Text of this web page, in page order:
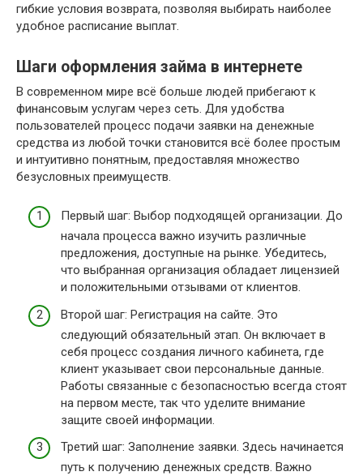
гибкие условия возврата, позволяя выбирать наиболее
удобное расписание выплат.
Шаги оформления займа в интернете
В современном мире всё больше людей прибегают к
финансовым услугам через сеть. Для удобства
пользователей процесс подачи заявки на денежные
средства из любой точки становится всё более простым
и интуитивно понятным, предоставляя множество
безусловных преимуществ.
Первый шаг: Выбор подходящей организации. До
начала процесса важно изучить различные
предложения, доступные на рынке. Убедитесь,
что выбранная организация обладает лицензией
и положительными отзывами от клиентов.
Второй шаг: Регистрация на сайте. Это
следующий обязательный этап. Он включает в
себя процесс создания личного кабинета, где
клиент указывает свои персональные данные.
Работы связанные с безопасностью всегда стоят
на первом месте, так что уделите внимание
защите своей информации.
Третий шаг: Заполнение заявки. Здесь начинается
путь к получению денежных средств. Важно